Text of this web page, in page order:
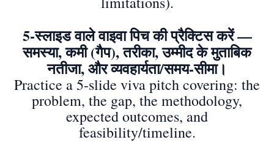
5-स्लाइड वाले वाइवा पिच की प्रैक्टिस करें —
समस्या, कमी (गैप), तरीका, उम्मीद के मुताबिक
नतीजा, और व्यवहार्यता/समय-सीमा।
Practice a 5-slide viva pitch covering: the
problem, the gap, the methodology,
expected outcomes, and
feasibility/timeline.